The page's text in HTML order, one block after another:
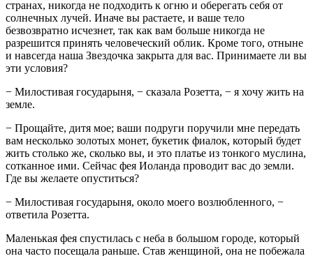
странах, никогда не подходить к огню и оберегать себя от
солнечных лучей. Иначе вы растаете, и ваше тело
безвозвратно исчезнет, так как вам больше никогда не
разрешится принять человеческий облик. Кроме того, отныне
и навсегда наша Звездочка закрыта для вас. Принимаете ли вы
эти условия?
− Милостивая государыня, − сказала Розетта, − я хочу жить на
земле.
− Прощайте, дитя мое; ваши подруги поручили мне передать
вам несколько золотых монет, букетик фиалок, который будет
жить столько же, сколько вы, и это платье из тонкого муслина,
сотканное ими. Сейчас фея Иоланда проводит вас до земли.
Где вы желаете опуститься?
− Милостивая государыня, около моего возлюбленного, −
ответила Розетта.
Маленькая фея спустилась с неба в большом городе, который
она часто посещала раньше. Став женщиной, она не побежала